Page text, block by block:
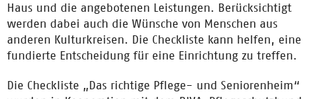
Haus und die angebotenen Leistungen. Berücksichtigt
werden dabei auch die Wünsche von Menschen aus
anderen Kulturkreisen. Die Checkliste kann helfen, eine
fundierte Entscheidung für eine Einrichtung zu treffen.
Die Checkliste „Das richtige Pflege- und Seniorenheim“